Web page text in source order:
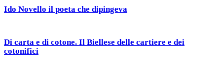
Ido Novello il poeta che dipingeva
Di carta e di cotone. Il Biellese delle cartiere e dei
cotonifici